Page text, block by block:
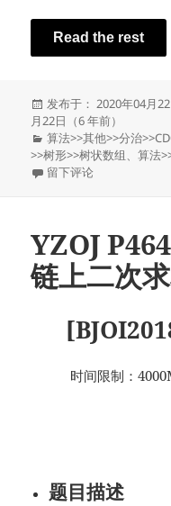
Read the rest
发
布
于
发布于： 2020年04月22
月22日（6 年前）
分
类
算法>>其他>>分治>>
>>树形>>树状数组、算法
于[研学] 偏序问题的研究
留下评论
YZOJ
链上二次
时间限制：
题目描述